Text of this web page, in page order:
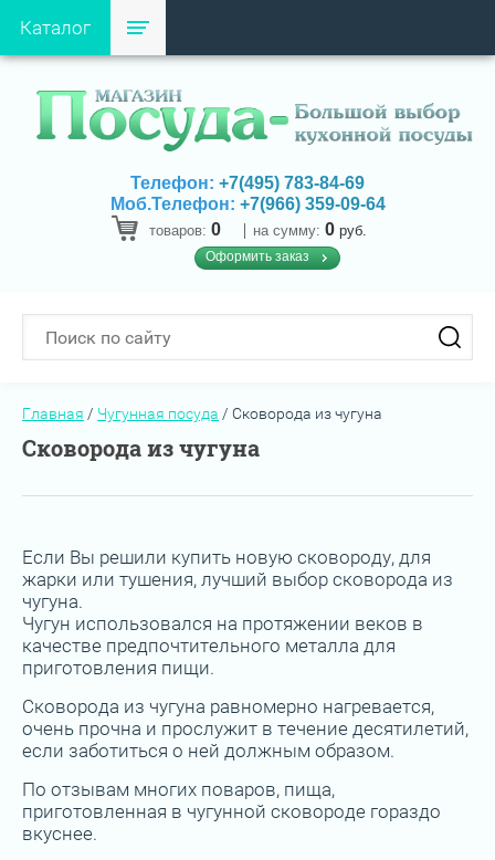
Каталог
Телефон: +7(495) 783-84-69
Моб.Телефон: +7(966) 359-09-64
товаров: 0 на сумму: 0 руб.
Оформить заказ
Главная / Чугунная посуда / Сковорода из чугуна
Сковорода из чугуна
Если Вы решили купить новую сковороду, для
жарки или тушения, лучший выбор сковорода из
чугуна.
Чугун использовался на протяжении веков в
качестве предпочтительного металла для
приготовления пищи.
Сковорода из чугуна равномерно нагревается,
очень прочна и прослужит в течение десятилетий,
если заботиться о ней должным образом.
По отзывам многих поваров, пища,
приготовленная в чугунной сковороде гораздо
вкуснее.